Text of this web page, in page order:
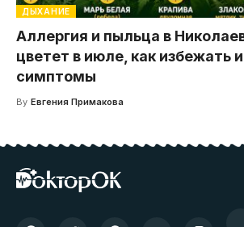
ДЫХАНИЕ
Аллергия и пыльца в
цветет в июле, как избежать
симптомы
By Евгения Примакова